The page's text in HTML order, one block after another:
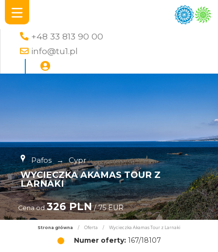
+48 33 813 90 00
info@tu1.pl
Pafos → Cypr
WYCIECZKA AKAMAS TOUR Z
LARNAKI
Cena od 326 PLN/ 75 EUR
Strona główna / Oferta / Wycieczka Akamas Tour z Larnaki
Numer oferty:167/18107